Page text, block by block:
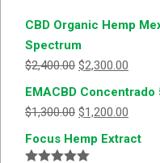
CBD Organic Hemp
Spectrum
$2,400.00 $2,300.00
EMACBD Concentrado
$1,300.00 $1,200.00
Focus Hemp Extract